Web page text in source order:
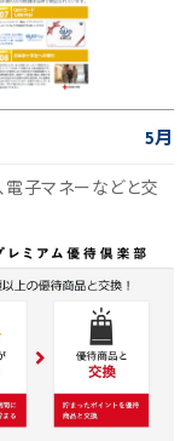
5月
電子マネーなどと交